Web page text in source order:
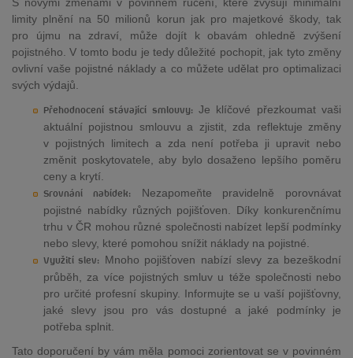
limity plnění na 50 milionů korun jak pro majetkové škody, tak
pro újmu na zdraví, může dojít k obavám ohledně zvýšení
pojistného. V tomto bodu je tedy důležité pochopit, jak tyto změny
ovlivní vaše pojistné náklady a co můžete udělat pro optimalizaci
svých výdajů.
Přehodnocení stávající smlouvy:
Je klíčové přezkoumat vaši
aktuální pojistnou smlouvu a zjistit, zda reflektuje změny
v pojistných limitech a zda není potřeba ji upravit nebo
změnit poskytovatele, aby bylo dosaženo lepšího poměru
ceny a krytí.
Srovnání nabídek:
Nezapomeňte pravidelně porovnávat
pojistné nabídky různých pojišťoven. Díky konkurenčnímu
trhu v ČR mohou různé společnosti nabízet lepší podmínky
nebo slevy, které pomohou snížit náklady na pojistné.
Využití slev:
Mnoho pojišťoven nabízí slevy za bezeškodní
průběh, za více pojistných smluv u téže společnosti nebo
pro určité profesní skupiny. Informujte se u vaší pojišťovny,
jaké slevy jsou pro vás dostupné a jaké podmínky je
potřeba splnit.
Tato doporučení by vám měla pomoci zorientovat se v povinném